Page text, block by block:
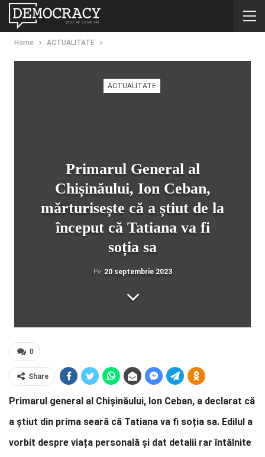
Home ACTUALITATE
ACTUALITATE
Primarul General al
Chișinăului, Ion Ceban,
mărturisește că a știut de la
început că Tatiana va fi
soția sa
Pe 20 septembrie 2023
0
Share
Primarul general al Chișinăului, Ion Ceban, a declarat că
a știut din prima seară că Tatiana va fi soția sa. Edilul a
vorbit despre viața personală și dat detalii rar întâlnite